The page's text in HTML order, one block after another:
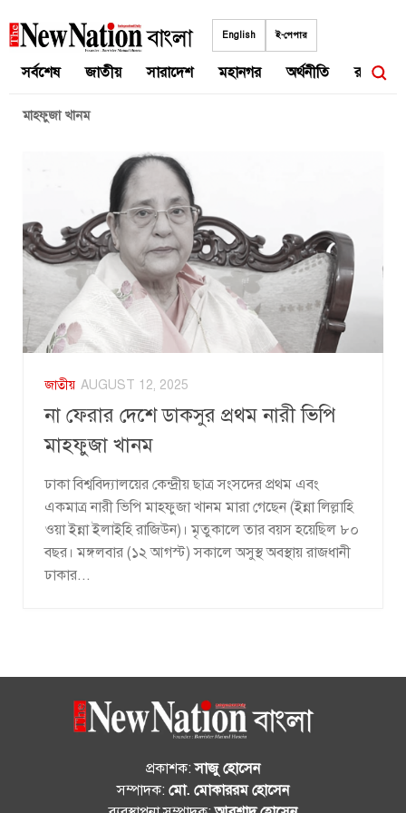
to
English ই-পেপার
সর্বশেষ জাতীয় সারাদেশ মহানগর অর্থনীতি রাজনীতি
মাহফুজা খানম
জাতীয় AUGUST 12, 2025
না ফেরার দেশে ডাকসুর প্রথম নারী ভিপি
মাহফুজা খানম
ঢাকা বিশ্ববিদ্যালয়ের কেন্দ্রীয় ছাত্র সংসদের প্রথম এবং
একমাত্র নারী ভিপি মাহফুজা খানম মারা গেছেন (ইন্না লিল্লাহি
ওয়া ইন্না ইলাইহি রাজিউন)। মৃতুকালে তার বয়স হয়েছিল ৮০
বছর। মঙ্গলবার (১২ আগস্ট) সকালে অসুস্থ অবস্থায় রাজধানী
ঢাকার...
প্রকাশক:সাজু হোসেন
সম্পাদক: মো. মোকাররম হোসেন